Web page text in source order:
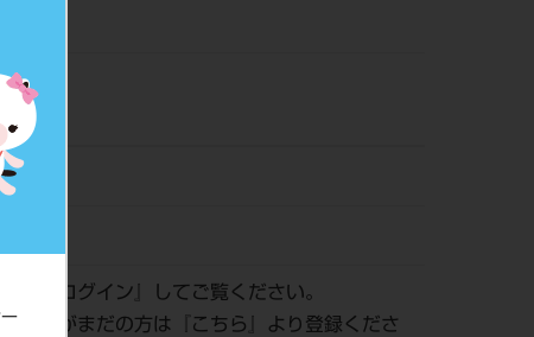
ログイン 』してご覧ください。
登録がまだの方は『
こちら
』より登録くださ